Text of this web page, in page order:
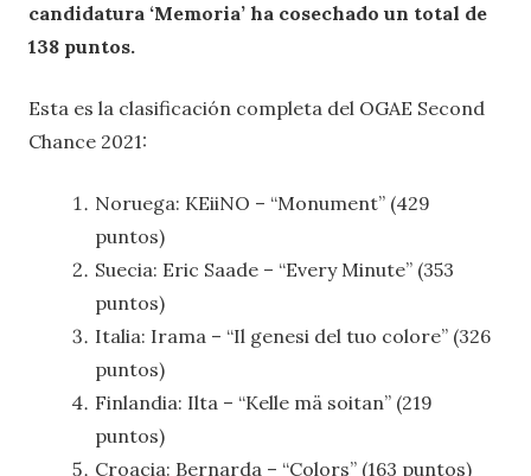
candidatura ‘Memoria’ ha cosechado un total de
138 puntos.
Esta es la clasificación completa del OGAE Second
Chance 2021:
Noruega: KEiiNO – “Monument” (429
puntos)
Suecia: Eric Saade – “Every Minute” (353
puntos)
Italia: Irama – “Il genesi del tuo colore” (326
puntos)
Finlandia: Ilta – “Kelle mä soitan” (219
puntos)
Croacia: Bernarda – “Colors” (163 puntos)